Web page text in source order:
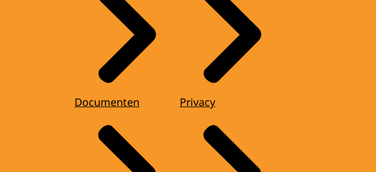
Documenten Privacy